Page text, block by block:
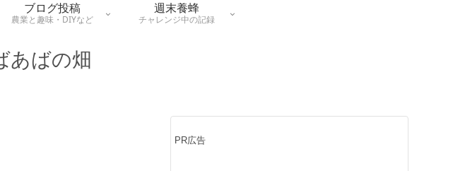
あばの畑
ブログ投稿
農業と趣味・DIYなど
週末養蜂
チャレンジ中の記録
PR広告